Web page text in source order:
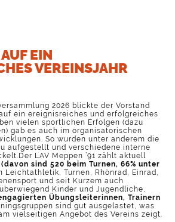
EIN
VEREINSJAHR
2026 blickte der Vorstand
auf ein ereignisreiches und erfolgreiches
vielen sportlichen Erfolgen (dazu
gab es auch im organisatorischen
So wurden unter anderem die
aufgestellt und verschiedene interne
LAV Meppen ’91 zählt aktuell
sind 520 beim Turnen, 66% unter
Leichtathletik, Turnen, Rhönrad, Einrad,
und seit Kurzem auch
Kinder und Jugendliche,
Übungsleiterinnen, Trainern
sind gut ausgelastet, was
vielseitigen Angebot des Vereins zeigt.